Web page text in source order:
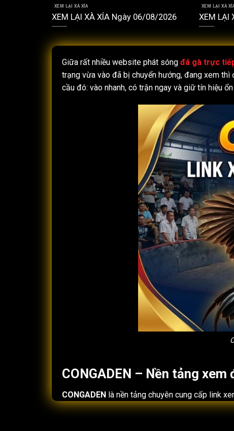
XEM LẠI XÀ XÍA
XEM LẠI XÀ XÍA Ngày 06/08/2026
XEM LẠI XÀ
XEM LẠI
Giữa rất nhiều website phát sóng đá gà trực
trạng vừa vào đã bị chuyển hướng, đang xem
cầu đó: vào nhanh, có trận ngay và giữ tín hiệu
CONGADEN – Nền tảng
CONGADEN là nền tảng chuyên cung cấp link
Xía, Tonhon, Thường Phước, Galaxy Long Bình.